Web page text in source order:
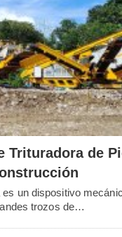
Trituradora de
es un dispositivo
trozos de…